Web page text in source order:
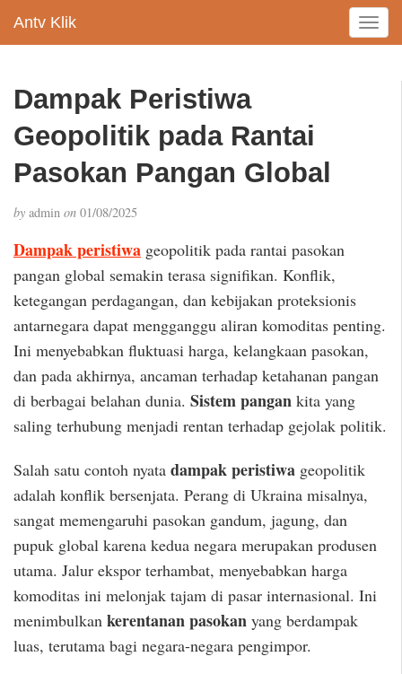
Antv Klik
T
o
n
Dampak Peristiwa
Geopolitik pada Rantai
Pasokan Pangan Global
by admin on 01/08/2025
Dampak peristiwa geopolitik pada rantai pasokan
pangan global semakin terasa signifikan. Konflik,
ketegangan perdagangan, dan kebijakan proteksionis
antarnegara dapat mengganggu aliran komoditas penting.
Ini menyebabkan fluktuasi harga, kelangkaan pasokan,
dan pada akhirnya, ancaman terhadap ketahanan pangan
di berbagai belahan dunia. Sistem pangan kita yang
saling terhubung menjadi rentan terhadap gejolak politik.
Salah satu contoh nyata dampak peristiwa geopolitik
adalah konflik bersenjata. Perang di Ukraina misalnya,
sangat memengaruhi pasokan gandum, jagung, dan
pupuk global karena kedua negara merupakan produsen
utama. Jalur ekspor terhambat, menyebabkan harga
komoditas ini melonjak tajam di pasar internasional. Ini
menimbulkan kerentanan pasokan yang berdampak
luas, terutama bagi negara-negara pengimpor.